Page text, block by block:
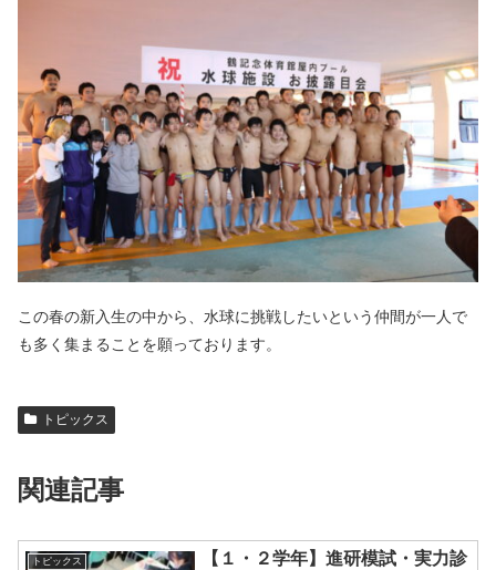
この春の新入生の中から、水球に挑戦したいという仲間が一人で
も多く集まることを願っております。
トピックス
関連記事
トピックス
【１・２学年】進研模試・実力診